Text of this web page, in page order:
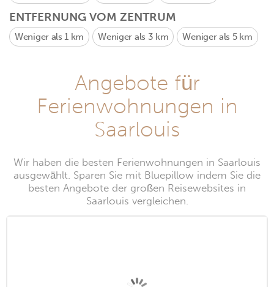
ENTFERNUNG VOM ZENTRUM
Weniger als 1 km Weniger als 3 km Weniger als 5 km
Angebote für
Ferienwohnungen in
Saarlouis
Wir haben die besten Ferienwohnungen in Saarlouis
ausgewählt. Sparen Sie mit Bluepillow indem Sie die
besten Angebote der großen Reisewebsites in
Saarlouis vergleichen.